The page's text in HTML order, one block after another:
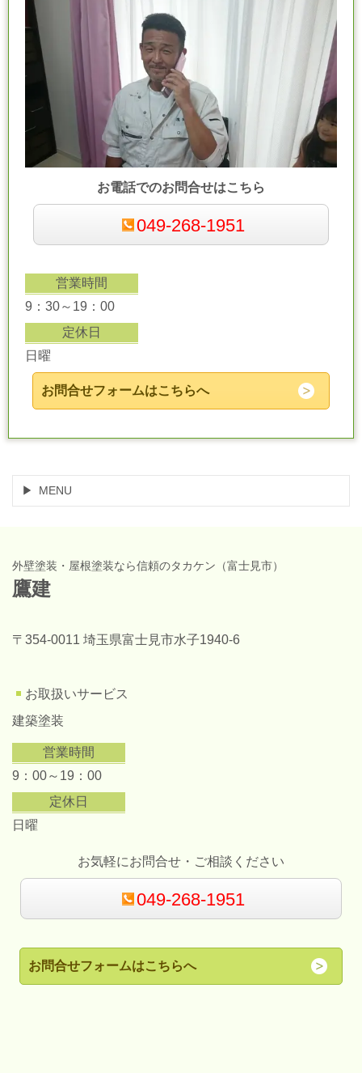
お電話でのお問合せはこちら
049-268-1951
営業時間
9：30～19：00
定休日
日曜
お問合せフォームはこちらへ
MENU
外壁塗装・屋根塗装なら信頼のタカケン（富士見市）
鷹建
〒354-0011 埼玉県富士見市水子1940-6
お取扱いサービス
建築塗装
営業時間
9：00～19：00
定休日
日曜
お気軽にお問合せ・ご相談ください
049-268-1951
お問合せフォームはこちらへ